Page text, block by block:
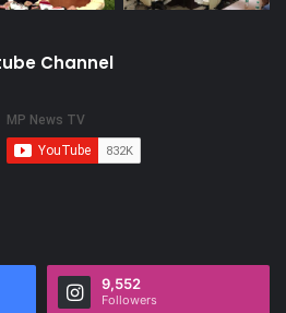
Channel
9,552
Followers